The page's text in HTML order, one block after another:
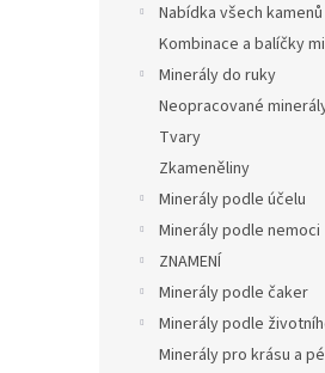
Nabídka všech kamenů
Kombinace a balíčky
Minerály do ruky
Neopracované
Tvary
Zkameněliny
Minerály podle účelu
Minerály podle nemoci
ZNAMENÍ
Minerály podle čaker
Minerály podle
Minerály pro krásu a